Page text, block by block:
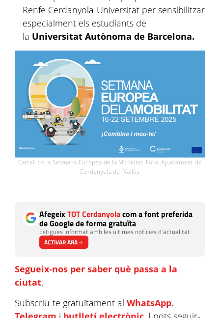
Renfe Cerdanyola-Universitat per sensibilitzar
especialment els estudiants de
la Universitat Autònoma de Barcelona.
Cartell de la Setmana Europea de la Mobilitat. Foto: Ajuntament de
Cerdanyola del Vallès
AfegeixTOT Cerdanyolacom a font preferida
de Google de forma gratuïta
Estigues informat amb les últimes notícies d'actualitat
ACTIVAR ARA
Segueix-nos per saber què passa a la
ciutat.
Subscriu-te gratuïtament al WhatsApp,